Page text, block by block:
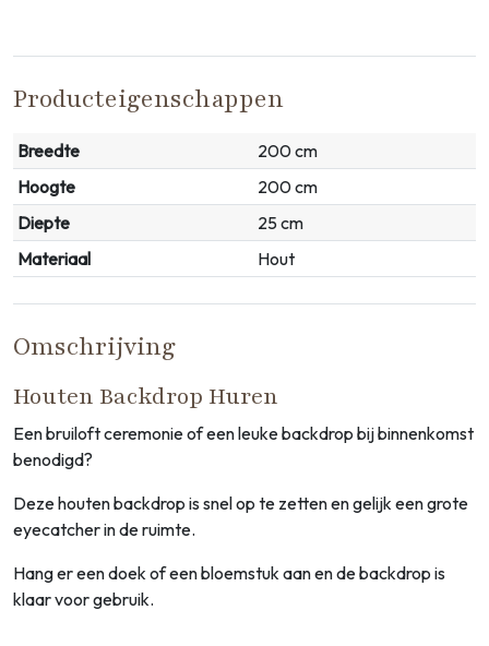
Producteigenschappen
Breedte
200 cm
Hoogte
200 cm
Diepte
25 cm
Materiaal
Hout
Omschrijving
Houten Backdrop Huren
Een bruiloft ceremonie of een leuke backdrop bij binnenkomst
benodigd?
Deze houten backdrop is snel op te zetten en gelijk een grote
eyecatcher in de ruimte.
Hang er een doek of een bloemstuk aan en de backdrop is
klaar voor gebruik.